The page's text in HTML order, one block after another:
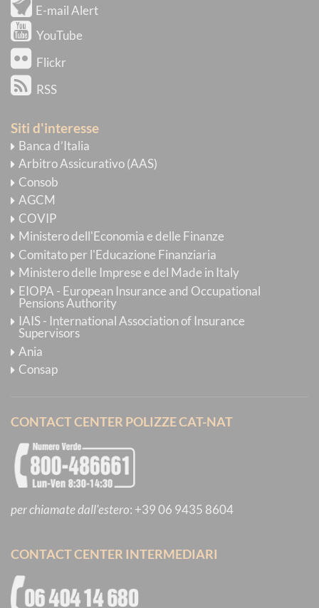
E-mail Alert
YouTube
Flickr
RSS
Siti d'interesse
Banca d’Italia
Arbitro Assicurativo (AAS)
Consob
AGCM
COVIP
Ministero dell'Economia e delle Finanze
Comitato per l'Educazione Finanziaria
Ministero delle Imprese e del Made in Italy
EIOPA - European Insurance and Occupational
Pensions Authority
IAIS - International Association of Insurance
Supervisors
Ania
Consap
CONTACT CENTER POLIZZE CAT-NAT
per chiamate dall'estero: +39 06 9435 8604
CONTACT CENTER INTERMEDIARI